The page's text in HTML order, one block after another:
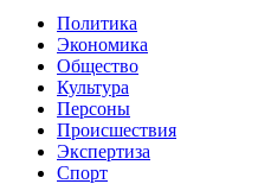
Политика
Экономика
Общество
Культура
Персоны
Происшествия
Экспертиза
Спорт